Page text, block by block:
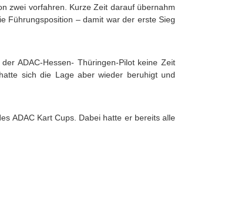
zwei vorfahren. Kurze Zeit darauf übernahm
Führungsposition – damit war der erste Sieg
ADAC-Hessen- Thüringen-Pilot keine Zeit
sich die Lage aber wieder beruhigt und
ADAC Kart Cups. Dabei hatte er bereits alle